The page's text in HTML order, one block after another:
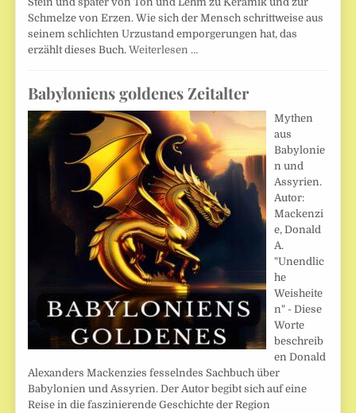
Schmelze von Erzen. Wie sich der Mensch schrittweise aus
seinem schlichten Urzustand emporgerungen hat, das
erzählt dieses Buch.Weiterlesen …
Babyloniens goldenes Zeitalter
Mythen
aus
Babylonie
n und
Assyrien.
Autor:
Mackenzi
e, Donald
A.
"Unendlic
he
Weisheite
n" - Diese
Worte
beschreib
en Donald
Alexanders Mackenzies fesselndes Sachbuch über
Babylonien und Assyrien. Der Autor begibt sich auf eine
Reise in die faszinierende Geschichte der Region